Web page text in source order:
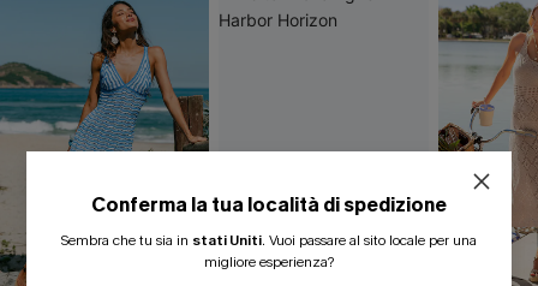
Conferma la tua località di spedizione
Sembra che tu sia in stati Uniti. Vuoi passare al sito locale per una
migliore esperienza?